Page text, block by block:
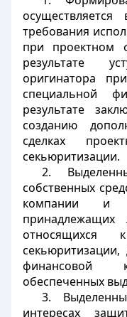
требования
при проектном
результате
оригинатора
специальной
результате
созданию
сделках
секьюритизации.
2.
собственных
компании и
финансовой
обеспеченных
3.
интересах